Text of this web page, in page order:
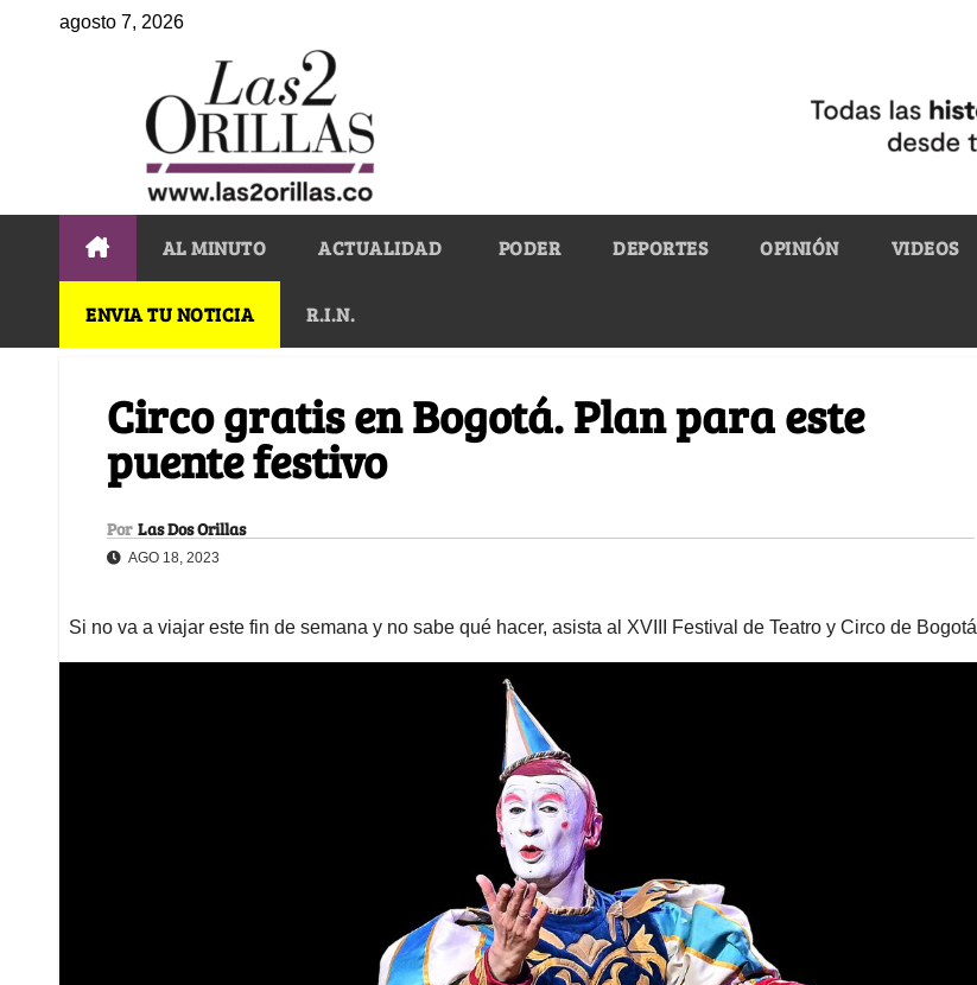
agosto 7, 2026
AL MINUTO ACTUALIDAD PODER DEPORTES OPINIÓN VIDEOS
ENVIA TU NOTICIA R.I.N.
Circo gratis en Bogotá. Plan para este
puente festivo
Por Las Dos Orillas
AGO 18, 2023
Si no va a viajar este fin de semana y no sabe qué hacer, asista al XVIII Festival de Teatro y Circo de Bogotá